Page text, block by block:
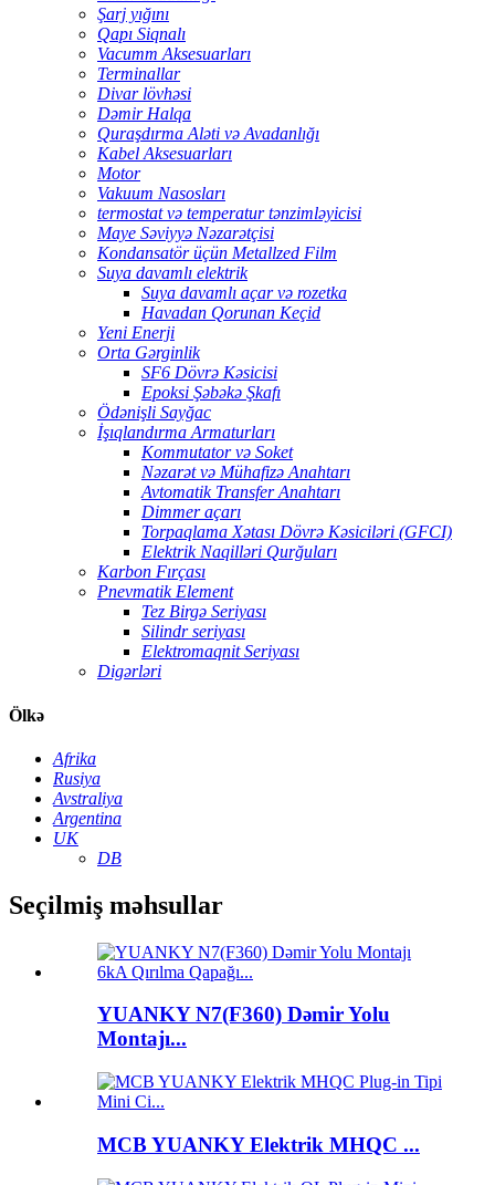
Şarj yığını
Qapı Siqnalı
Vacumm Aksesuarları
Terminallar
Divar lövhəsi
Dəmir Halqa
Quraşdırma Aləti və Avadanlığı
Kabel Aksesuarları
Motor
Vakuum Nasosları
termostat və temperatur tənzimləyicisi
Maye Səviyyə Nəzarətçisi
Kondansatör üçün Metallzed Film
Suya davamlı elektrik
Suya davamlı açar və rozetka
Havadan Qorunan Keçid
Yeni Enerji
Orta Gərginlik
SF6 Dövrə Kəsicisi
Epoksi Şəbəkə Şkafı
Ödənişli Sayğac
İşıqlandırma Armaturları
Kommutator və Soket
Nəzarət və Mühafizə Anahtarı
Avtomatik Transfer Anahtarı
Dimmer açarı
Torpaqlama Xətası Dövrə Kəsiciləri (GFCI)
Elektrik Naqilləri Qurğuları
Karbon Fırçası
Pnevmatik Element
Tez Birgə Seriyası
Silindr seriyası
Elektromaqnit Seriyası
Digərləri
Ölkə
Afrika
Rusiya
Avstraliya
Argentina
UK
DB
Seçilmiş məhsullar
YUANKY N7(F360) Dəmir Yolu
Montajı...
MCB YUANKY Elektrik MHQC ...